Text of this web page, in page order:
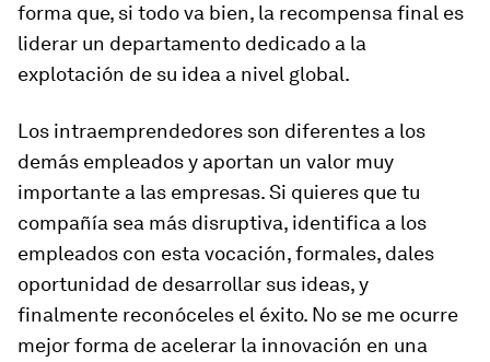
forma que, si todo va bien, la recompensa final es
liderar un departamento dedicado a la
explotación de su idea a nivel global.
Los intraemprendedores son diferentes a los
demás empleados y aportan un valor muy
importante a las empresas. Si quieres que tu
compañía sea más disruptiva, identifica a los
empleados con esta vocación, formales, dales
oportunidad de desarrollar sus ideas, y
finalmente reconóceles el éxito. No se me ocurre
mejor forma de acelerar la innovación en una